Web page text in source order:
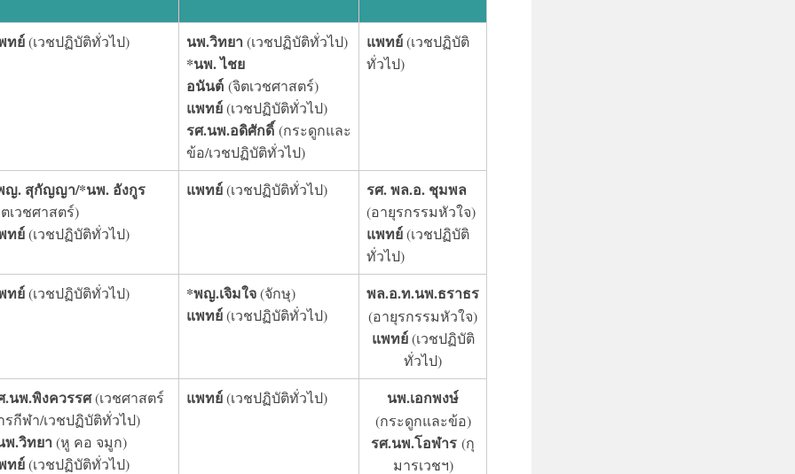
ทย์(เวชปฏิบัติทั่วไป) นพ.วิทยา (เวชปฏิบัติทั่วไป)
*นพ. ไชย
อนันต์ (จิตเวชศาสตร์)
แพทย์(เวชปฏิบัติทั่วไป)
รศ.นพ.อดิศักดิ์ (กระดูกและ
ข้อ/เวชปฏิบัติทั่วไป)
แพทย์(เวชปฏิบัติ
ทั่วไป)
ญ. สุกัญญา/*นพ. อังกูร
เวชศาสตร์)
ทย์(เวชปฏิบัติทั่วไป)
แพทย์(เวชปฏิบัติทั่วไป) รศ. พล.อ. ชุมพล
(อายุรกรรมหัวใจ)
แพทย์(เวชปฏิบัติ
ทั่วไป)
ทย์(เวชปฏิบัติทั่วไป) *พญ.เจิมใจ(จักษุ)
แพทย์(เวชปฏิบัติทั่วไป)
พล.อ.ท.นพ.ธราธร
(อายุรกรรมหัวใจ)
แพทย์(เวชปฏิบัติ
ทั่วไป)
.นพ.พิงควรรศ(เวชศาสตร์
รกีฬา/เวชปฏิบัติทั่วไป)
พ.วิทยา (หู คอ จมูก)
ทย์(เวชปฏิบัติทั่วไป)
แพทย์(เวชปฏิบัติทั่วไป) นพ.เอกพงษ์
(กระดูกและข้อ)
รศ.นพ.โอฬาร (กุ
มารเวชฯ)